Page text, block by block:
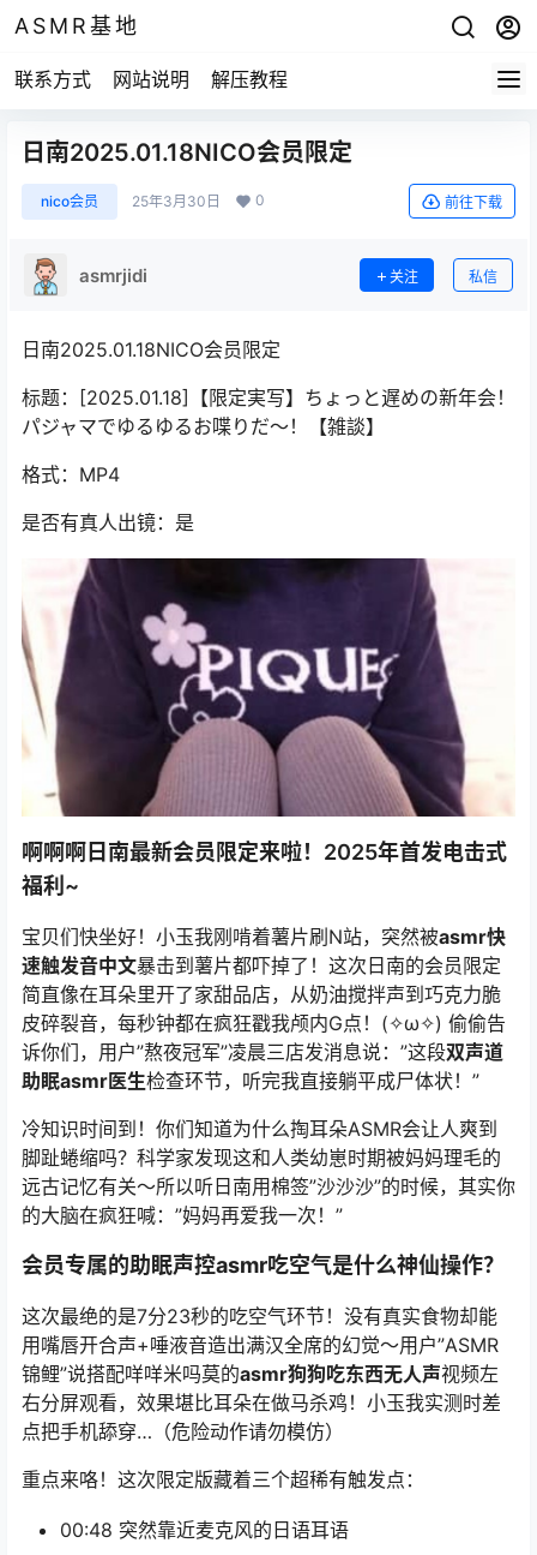
ASMR基地
联系方式 网站说明 解压教程
日南2025.01.18NICO会员限定
nico会员 25年3月30日 0 前往下载
asmrjidi 关注 私信
日南2025.01.18NICO会员限定
标题：[2025.01.18]【限定実写】ちょっと遅めの新年会！
パジャマでゆるゆるお喋りだ～！【雑談】
格式：MP4
是否有真人出镜：是
啊啊啊 日南最新会员限定来啦！2025年首发电击式
福利~
宝贝们快坐好！小玉我刚啃着薯片刷N站，突然被asmr快
速触发音中文暴击到薯片都吓掉了！这次 日南的会员限定
简直像在耳朵里开了家甜品店，从奶油搅拌声到巧克力脆
皮碎裂音，每秒钟都在疯狂戳我颅内G点！(✧ω✧) 偷偷告
诉你们，用户”熬夜冠军”凌晨三店发消息说：”这段双声道
助眠asmr医生检查环节，听完我直接躺平成尸体状！”
冷知识时间到！你们知道为什么掏耳朵ASMR会让人爽到
脚趾蜷缩吗？科学家发现这和人类幼崽时期被妈妈理毛的
远古记忆有关～所以听 日南用棉签”沙沙沙”的时候，其实你
的大脑在疯狂喊：”妈妈再爱我一次！”
会员专属的助眠声控asmr吃空气是什么神仙操作？
这次最绝的是7分23秒的吃空气环节！没有真实食物却能
用嘴唇开合声+唾液音造出满汉全席的幻觉～用户”ASMR
锦鲤”说搭配咩咩米吗莫的asmr狗狗吃东西无人声视频左
右分屏观看，效果堪比耳朵在做马杀鸡！小玉我实测时差
点把手机舔穿…（危险动作请勿模仿）
重点来咯！这次限定版藏着三个超稀有触发点：
00:48 突然靠近麦克风的日语耳语